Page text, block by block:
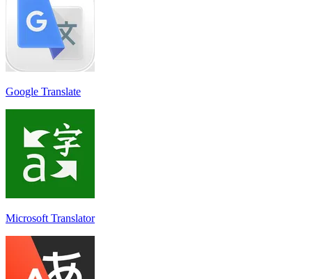
Google Translate
Microsoft Translator